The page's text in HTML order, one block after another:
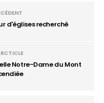
d'églises recherché
Notre-Dame du Mont